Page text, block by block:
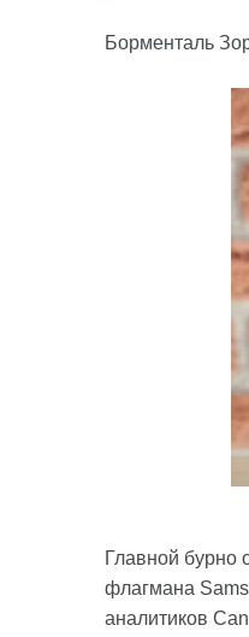
Борменталь
Главной бурно
флагмана
аналитиков